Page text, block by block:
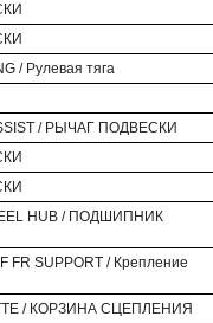
/ Рулевая тяга
/ РЫЧАГ ПОДВЕСКИ
HUB / ПОДШИПНИК
FR SUPPORT / Крепление
/ КОРЗИНА СЦЕПЛЕНИЯ